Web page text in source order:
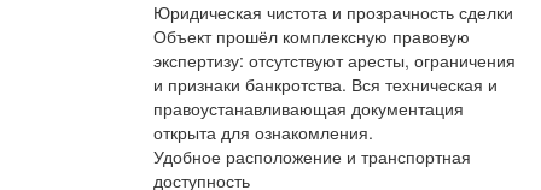
Юридическая чистота и прозрачность сделки
Объект прошёл комплексную правовую
экспертизу: отсутствуют аресты, ограничения
и признаки банкротства. Вся техническая и
правоустанавливающая документация
открыта для ознакомления.
Удобное расположение и транспортная
доступность